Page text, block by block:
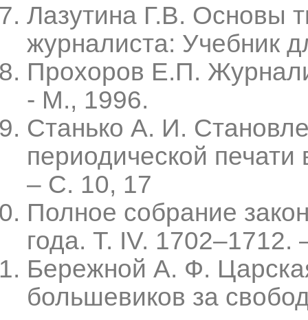
Лазутина Г.В. Основы
журналиста: Учебник
Прохоров Е.П.
- М., 1996.
Станько А. И.
периодической
– С. 10, 17
Полное собрание
года. Т. IV.
Бережной А. Ф.
большевиков за